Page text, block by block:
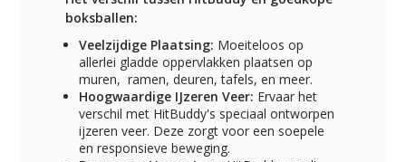
boksballen:
Veelzijdige Plaatsing: Moeiteloos op
allerlei gladde oppervlakken plaatsen op
muren, ramen, deuren, tafels, en meer.
Hoogwaardige IJzeren Veer: Ervaar het
verschil met HitBuddy's speciaal ontworpen
ijzeren veer. Deze zorgt voor een soepele
en responsieve beweging.